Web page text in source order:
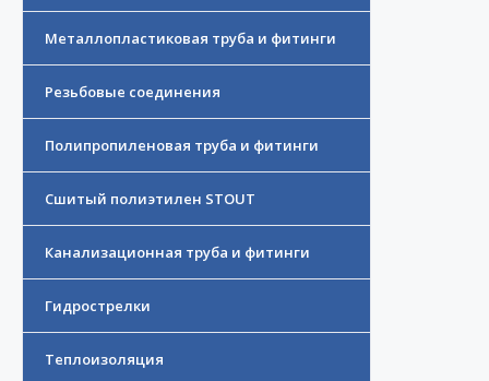
Металлопластиковая труба и фитинги
Резьбовые соединения
Полипропиленовая труба и фитинги
Сшитый полиэтилен STOUT
Канализационная труба и фитинги
Гидрострелки
Теплоизоляция